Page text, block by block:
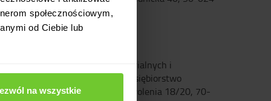
społecznościowym,
od Ciebie lub
na wszystkie
zespół składników materialnych i
stanowić niezależne przedsiębiorstwo
się pod adresem: al. Wyzwolenia 18/20, 70-